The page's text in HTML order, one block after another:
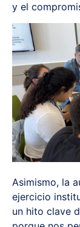
y el
Asimismo, la
ejercicio
un hito clave